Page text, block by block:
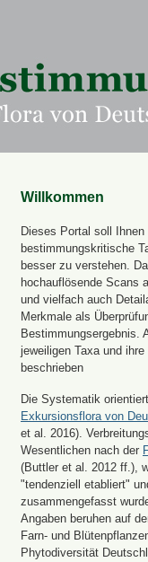
Willkommen
Dieses Portal soll Ihnen
bestimmungskritische
besser zu verstehen.
hochauflösende Scans
und vielfach auch
Merkmale als
Bestimmungsergebnis.
jeweiligen Taxa und
beschrieben
Die Systematik
Exkursionsflora von
et al. 2016).
Wesentlichen nach der
(Buttler et al. 2012 ff.),
"tendenziell etabliert"
zusammengefasst
Angaben beruhen auf
Farn- und
Phytodiversität